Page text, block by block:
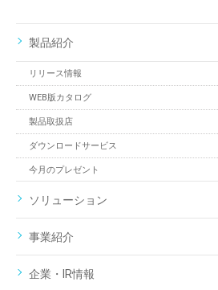
製品紹介
リリース情報
WEB版カタログ
製品取扱店
ダウンロードサービス
今月のプレゼント
ソリューション
事業紹介
企業・IR情報